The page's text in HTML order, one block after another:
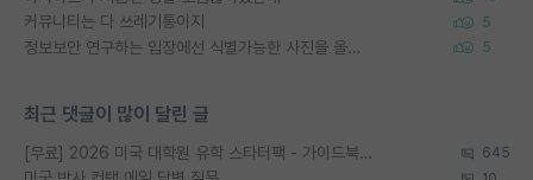
커뮤니티는 다 쓰레기통이지 5
정보보안 연구하는 입장에선 식별가능한 사진을 올리는건 비추이긴함 5
최근 댓글이 많이 달린 글
[무료] 2026 미국 대학원 유학 스타터팩 - 가이드북 & 합격자 컨택메일 템플릿 645